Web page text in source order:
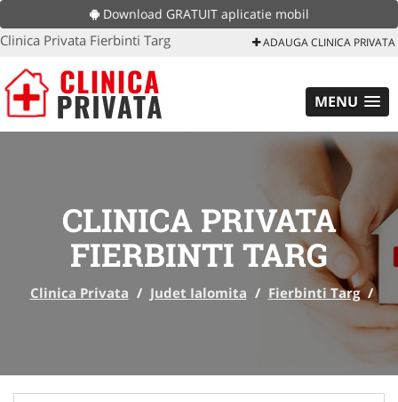
Download GRATUIT aplicatie mobil
Clinica Privata Fierbinti Targ ADAUGA CLINICA PRIVATA
MENU
CLINICA PRIVATA
FIERBINTI TARG
Clinica Privata / Judet Ialomita / Fierbinti Targ /